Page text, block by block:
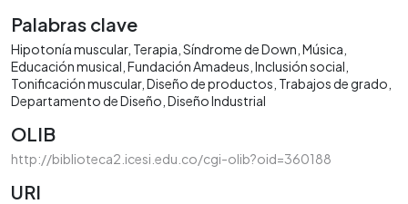
Palabras clave
Hipotonía muscular Terapia Síndrome de Down Música
Educación musical Fundación Amadeus Inclusión social
Tonificación muscular Diseño de productos Trabajos de grado
Departamento de Diseño Diseño Industrial
OLIB
http://biblioteca2.icesi.edu.co/cgi-olib?oid=360188
URI